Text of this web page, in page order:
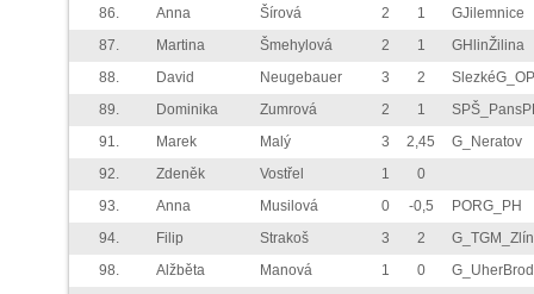
86.
Anna Šírová 2 1
GJilemnice
87.
Martina Šmehylová 2 1
GHlinŽilina
88.
David Neugebauer 3 2
SlezkéG_OP
89.
Dominika Zumrová 2 1
91.
Marek Malý 3 2,45
G_Neratov
92.
Zdeněk Vostřel 1
0
93.
Anna Musilová 0 -0,5
PORG_PH
94.
Filip Strakoš 3 2
G_TGM_Zlín
98.
Alžběta Manová 1 0
G_UherBrod